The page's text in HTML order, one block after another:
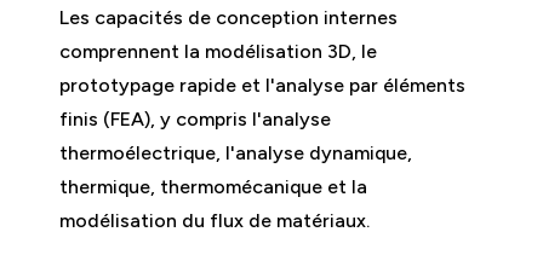
Les capacités de conception internes
comprennent la modélisation 3D, le
prototypage rapide et l'analyse par éléments
finis (FEA), y compris l'analyse
thermoélectrique, l'analyse dynamique,
thermique, thermomécanique et la
modélisation du flux de matériaux.